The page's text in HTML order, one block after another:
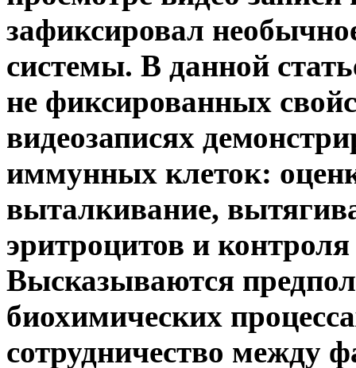
зафиксировал
системы. В данной
не фиксированных
видеозаписях
иммунных клеток:
выталкивание,
эритроцитов и
Высказываются
биохимических
сотрудничество между